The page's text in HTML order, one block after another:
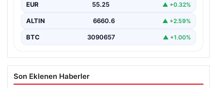
Grup Başkanvekili…
EUR 55.25 ▲ +0.32%
ALTIN 6660.6 ▲ +2.59%
BTC 3090657 ▲ +1.00%
Son Eklenen Haberler